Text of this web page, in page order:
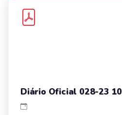
Diário Oficial 028-23 10